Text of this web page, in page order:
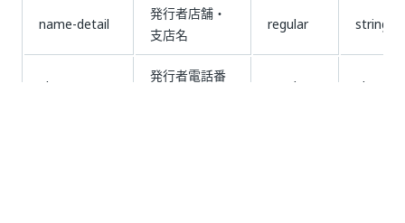
name-detail
発行者店舗・
支店名
regular string
phone
発行者電話番
regular phone